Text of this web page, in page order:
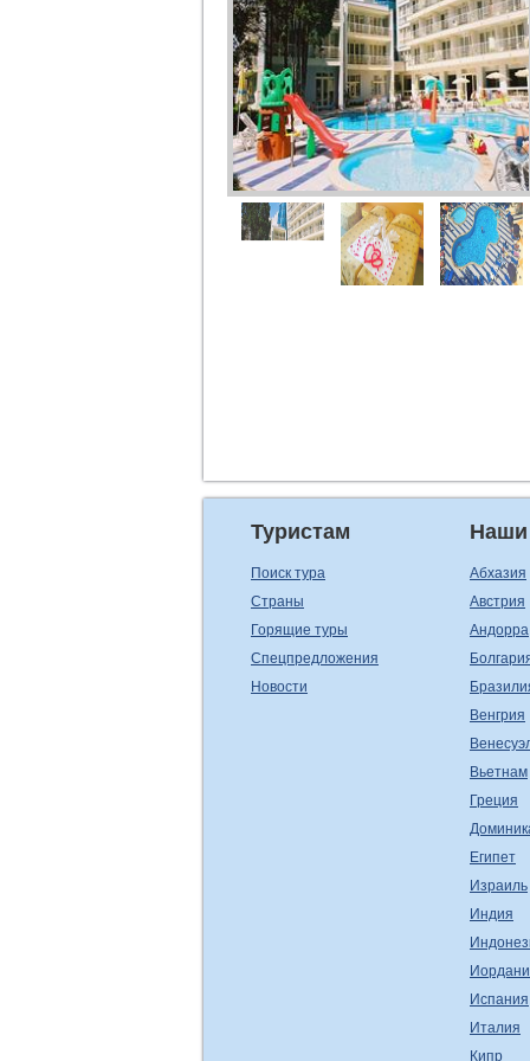
Туристам
Поиск тура
Страны
Горящие туры
Спецпредложения
Новости
Наши
Абхазия
Австрия
Андорра
Венгрия
Вьетнам
Греция
Египет
Израиль
Индия
Испания
Италия
Кипр